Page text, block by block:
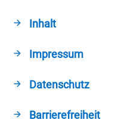
Inhalt
Impressum
Datenschutz
Barrierefreiheit